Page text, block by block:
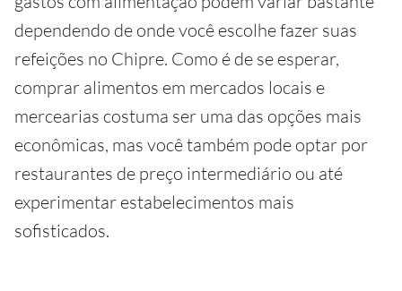
dependendo de onde você escolhe fazer suas
refeições no Chipre. Como é de se esperar,
comprar alimentos em mercados locais e
mercearias costuma ser uma das opções mais
econômicas, mas você também pode optar por
restaurantes de preço intermediário ou até
experimentar estabelecimentos mais
sofisticados.